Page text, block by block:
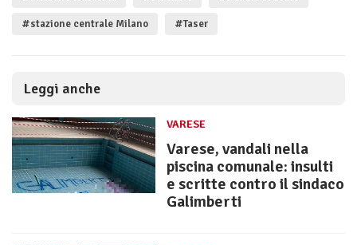
#stazione centrale Milano #Taser
Leggi anche
VARESE
Varese, vandali nella
piscina comunale: insulti
e scritte contro il sindaco
Galimberti